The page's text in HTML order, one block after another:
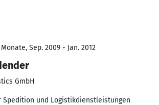
Sep. 2009 - Jan. 2012
GmbH
Spedition und Logistikdienstleistungen